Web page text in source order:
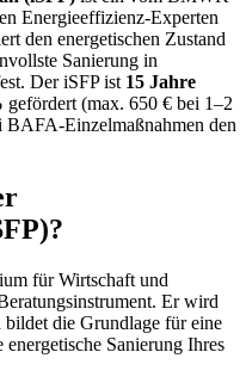
Energieeffizienz-Experten
den energetischen Zustand
Sanierung in
Der iSFP ist 15 Jahre
gefördert (max. 650 € bei 1–2
Einzelmaßnahmen den
für Wirtschaft und
Er wird
bildet die Grundlage für eine
Sanierung Ihres